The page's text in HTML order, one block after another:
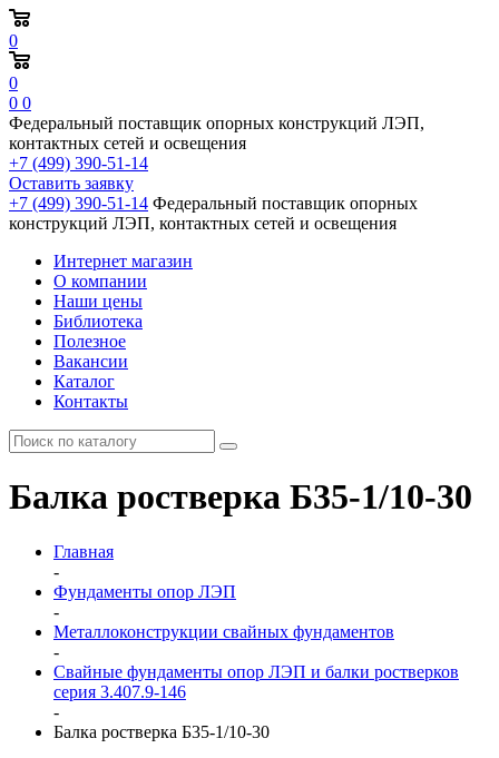
0
0
0 0
Федеральный поставщик опорных конструкций ЛЭП,
контактных сетей и освещения
+7 (499) 390-51-14
Оставить заявку
+7 (499) 390-51-14 Федеральный поставщик опорных
конструкций ЛЭП, контактных сетей и освещения
Интернет магазин
О компании
Наши цены
Библиотека
Полезное
Вакансии
Каталог
Контакты
Балка ростверка Б35-1/10-30
Главная
-
Фундаменты опор ЛЭП
-
Металлоконструкции свайных фундаментов
-
Свайные фундаменты опор ЛЭП и балки ростверков
серия 3.407.9-146
-
Балка ростверка Б35-1/10-30